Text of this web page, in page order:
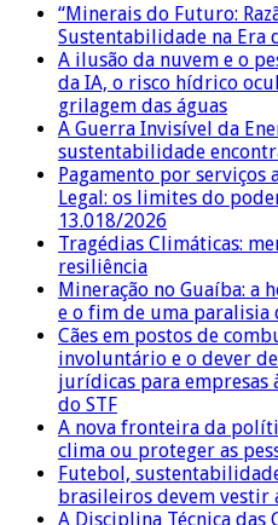
“Minerais do Futuro:
Sustentabilidade na Era
A ilusão da nuvem e o
da IA, o risco hídrico
grilagem das águas
A Guerra Invisível da
sustentabilidade
Pagamento por serviços
Legal: os limites do
13.018/2026
Tragédias Climáticas:
resiliência
Mineração no Guaíba: a
e o fim de uma paralisia
Cães em postos de
involuntário e o dever
jurídicas para empresas
do STF
A nova fronteira da
clima ou proteger as
Futebol,
brasileiros devem vestir
A Disciplina Técnica das